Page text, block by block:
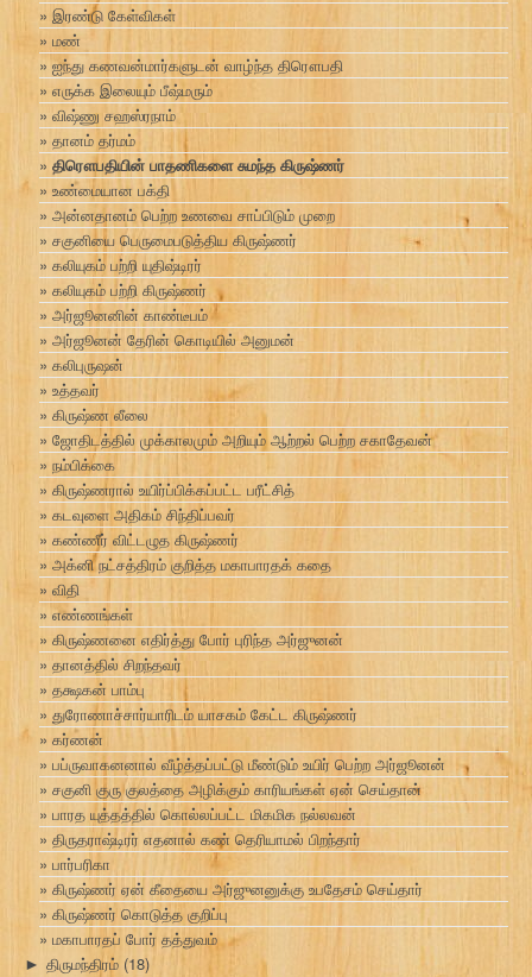
இரண்டு கேள்விகள்
மண்
ஐந்து கணவன்மார்களுடன் வாழ்ந்த திரௌபதி
எருக்க இலையும் பீஷ்மரும்
விஷ்ணு சஹஸ்ரநாம்
தானம் தர்மம்
திரௌபதியின் பாதணிகளை சுமந்த கிருஷ்ணர்
உண்மையான பக்தி
அன்னதானம் பெற்ற உணவை சாப்பிடும் முறை
சகுனியை பெருமைபடுத்திய கிருஷ்ணர்
கலியுகம் பற்றி யுதிஷ்டிரர்
கலியுகம் பற்றி கிருஷ்ணர்
அர்ஜூனனின் காண்டீபம்
அர்ஜூனன் தேரின் கொடியில் அனுமன்
கலிபுருஷன்
உத்தவர்
கிருஷ்ண லீலை
ஜோதிடத்தில் முக்காலமும் அறியும் ஆற்றல் பெற்ற சகாதேவன்
நம்பிக்கை
கிருஷ்ணரால் உயிர்ப்பிக்கப்பட்ட பரீட்சித்
கடவுளை அதிகம் சிந்திப்பவர்
கண்ணீர் விட்டழுத கிருஷ்ணர்
அக்னி நட்சத்திரம் குறித்த மகாபாரதக் கதை
விதி
எண்ணங்கள்
கிருஷ்ணனை எதிர்த்து போர் புரிந்த அர்ஜுனன்
தானத்தில் சிறந்தவர்
தக்ஷகன் பாம்பு
துரோணாச்சார்யாரிடம் யாசகம் கேட்ட கிருஷ்ணர்
கர்ணன்
பப்ருவாகனனால் வீழ்த்தப்பட்டு மீண்டும் உயிர் பெற்ற அர்ஜூனன்
சகுனி குரு குலத்தை அழிக்கும் காரியங்கள் ஏன் செய்தான்
பாரத யுத்தத்தில் கொல்லப்பட்ட மிகமிக நல்லவன்
திருதராஷ்டிரர் எதனால் கண் தெரியாமல் பிறந்தார்
பார்பரிகா
கிருஷ்ணர் ஏன் கீதையை அர்ஜுனனுக்கு உபதேசம் செய்தார்
கிருஷ்ணர் கொடுத்த குறிப்பு
மகாபாரதப் போர் தத்துவம்
► திருமந்திரம் (18)